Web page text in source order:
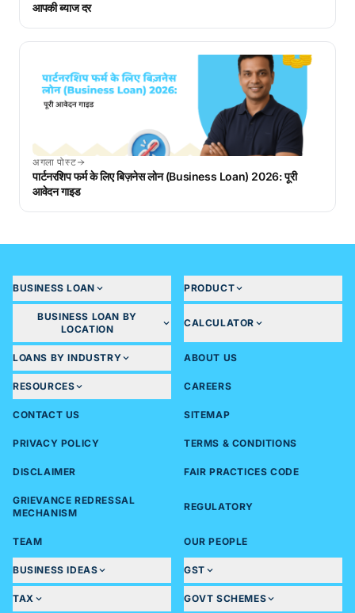
आपकी ब्याज दर
अगला पोस्ट
पार्टनरशिप फर्म के लिए बिज़नेस लोन (Business Loan) 2026: पूरी
आवेदन गाइड
BUSINESS LOAN PRODUCT
BUSINESS LOAN BY
LOCATION
CALCULATOR
LOANS BY INDUSTRY ABOUT US
RESOURCES CAREERS
CONTACT US SITEMAP
PRIVACY POLICY TERMS & CONDITIONS
DISCLAIMER FAIR PRACTICES CODE
GRIEVANCE REDRESSAL
MECHANISM
REGULATORY
TEAM OUR PEOPLE
BUSINESS IDEAS GST
TAX GOVT SCHEMES